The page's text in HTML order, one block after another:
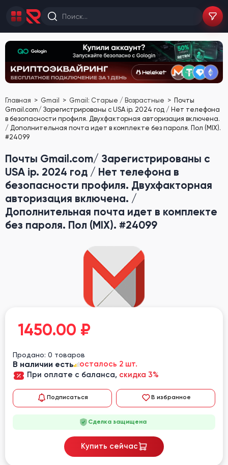
Главная Gmail Gmail: Старые / Возрастные
Почты
Gmail.com/ Зарегистрированы с USA ip. 2024 год / Нет телефона
в безопасности профиля. Двухфакторная авторизация включена.
/ Дополнительная почта идет в комплекте без пароля. Пол (MIX).
#24099
Почты Gmail.com/ Зарегистрированы с
USA ip. 2024 год / Нет телефона в
безопасности профиля. Двухфакторная
авторизация включена. /
Дополнительная почта идет в комплекте
без пароля. Пол (MIX). #24099
1450.00 ₽
Продано: 0 товаров
В наличии есть
осталось 2 шт.
При оплате с баланса, скидка 3%
Подписаться В избранное
Сделка защищена
Купить сейчас